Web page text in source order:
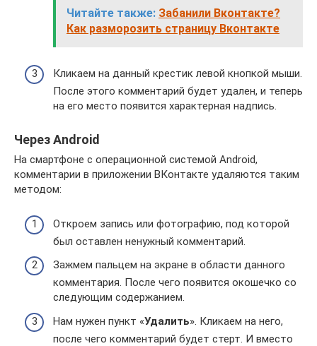
Читайте также: Забанили Вконтакте?
Как разморозить страницу Вконтакте
Кликаем на данный крестик левой кнопкой мыши.
После этого комментарий будет удален, и теперь
на его место появится характерная надпись.
Через Android
На смартфоне с операционной системой Android,
комментарии в приложении ВКонтакте удаляются таким
методом:
Откроем запись или фотографию, под которой
был оставлен ненужный комментарий.
Зажмем пальцем на экране в области данного
комментария. После чего появится окошечко со
следующим содержанием.
Нам нужен пункт «Удалить». Кликаем на него,
после чего комментарий будет стерт. И вместо